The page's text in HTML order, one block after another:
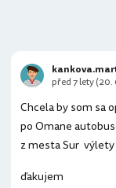
Chcela by som sa
po Omane
z mesta Sur výlety
ďakujem
před 7 lety (20.